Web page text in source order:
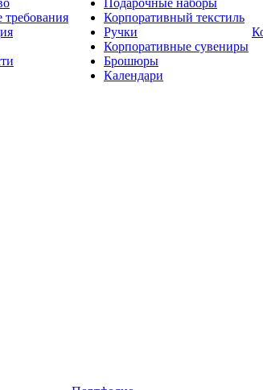
требования
Подарочные наборы
Корпоративный текстиль
Ручки
Корпоративные сувениры
Брошюры
Календари